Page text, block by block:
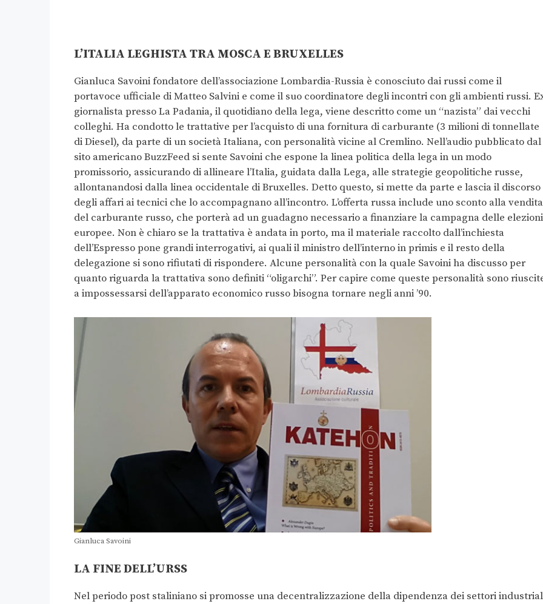
L’ITALIA LEGHISTA TRA MOSCA E BRUXELLES
Gianluca Savoini fondatore dell’associazione Lombardia-Russia è conosciuto dai russi come il
portavoce ufficiale di Matteo Salvini e come il suo coordinatore degli incontri con gli ambienti russi.
giornalista presso La Padania, il quotidiano della lega, viene descritto come un “nazista” dai vecchi
colleghi. Ha condotto le trattative per l’acquisto di una fornitura di carburante (3 milioni di tonnellate
di Diesel), da parte di un società Italiana, con personalità vicine al Cremlino. Nell’audio pubblicato dal
sito americano BuzzFeed si sente Savoini che espone la linea politica della lega in un modo
promissorio, assicurando di allineare l’Italia, guidata dalla Lega, alle strategie geopolitiche russe,
allontanandosi dalla linea occidentale di Bruxelles. Detto questo, si mette da parte e lascia il discorso
degli affari ai tecnici che lo accompagnano all’incontro. L’offerta russa include uno sconto alla vendita
del carburante russo, che porterà ad un guadagno necessario a finanziare la campagna delle elezioni
europee. Non è chiaro se la trattativa è andata in porto, ma il materiale raccolto dall’inchiesta
dell’Espresso pone grandi interrogativi, ai quali il ministro dell’interno in primis e il resto della
delegazione si sono rifiutati di rispondere. Alcune personalità con la quale Savoini ha discusso per
quanto riguarda la trattativa sono definiti “oligarchi”. Per capire come queste personalità sono
a impossessarsi dell’apparato economico russo bisogna tornare negli anni ’90.
Gianluca Savoini
LA FINE DELL’URSS
Nel periodo post staliniano si promosse una decentralizzazione della dipendenza dei settori